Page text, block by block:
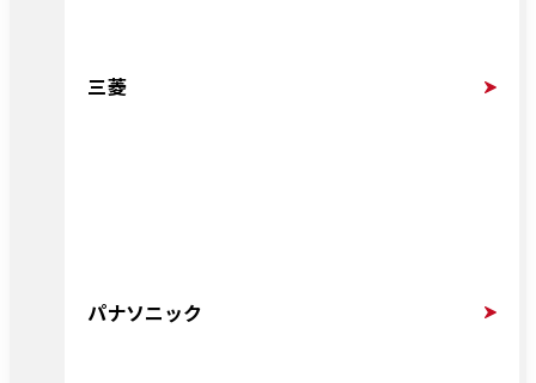
三菱
パナソニック